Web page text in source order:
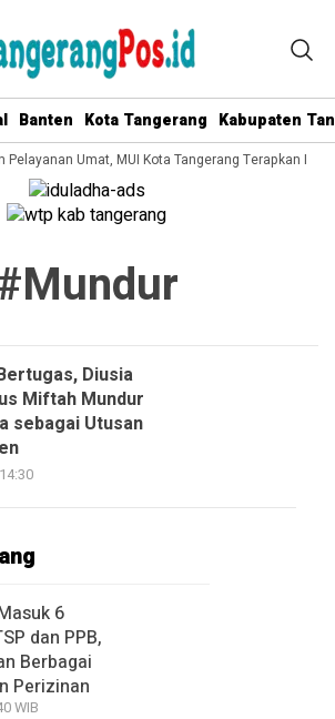
Banten Kota Tangerang Kabupaten
Umat, MUI Kota Tangerang Terapkan ISO
Diusia
Miftah Mundur
sebagai Utusan
6
dan PPB,
Berbagai
Perizinan
WIB